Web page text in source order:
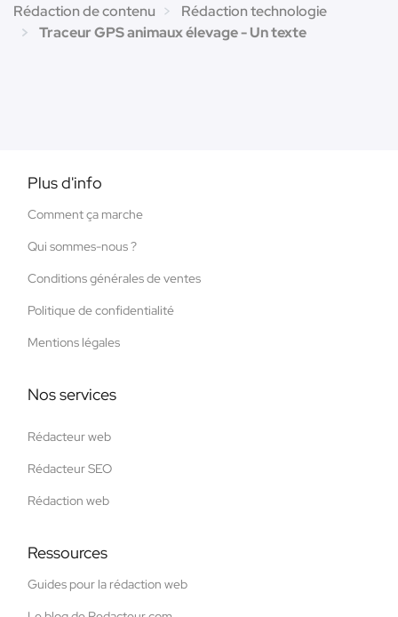
Rédaction de contenu
Rédaction technologie
Traceur GPS animaux élevage - Un texte
Plus d'info
Comment ça marche
Qui sommes-nous ?
Conditions générales de ventes
Politique de confidentialité
Mentions légales
Nos services
Rédacteur web
Rédacteur SEO
Rédaction web
Ressources
Guides pour la rédaction web